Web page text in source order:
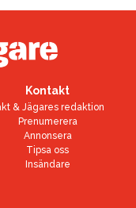
Kontakt
& Jägares redaktion
Prenumerera
Annonsera
Tipsa oss
Insändare